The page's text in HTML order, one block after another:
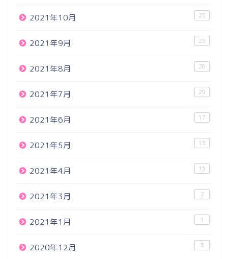
2021年10月 23
2021年9月 25
2021年8月 26
2021年7月 29
2021年6月 17
2021年5月 13
2021年4月 15
2021年3月 2
2021年1月 1
2020年12月 3